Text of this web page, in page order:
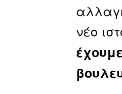
νέο